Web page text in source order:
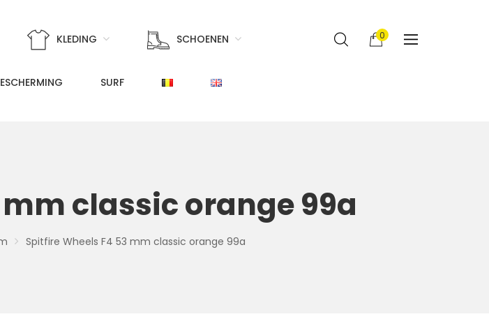
KLEDING SCHOENEN
SURF
0
classic orange 99a
Spitfire Wheels F4 53 mm classic orange 99a